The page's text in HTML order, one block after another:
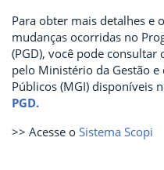
Para obter mais detalhes e
mudanças ocorridas no
(PGD), você pode consultar
pelo Ministério da Gestão e
Públicos (MGI) disponíveis
PGD.
>> Acesse o Sistema Scopi